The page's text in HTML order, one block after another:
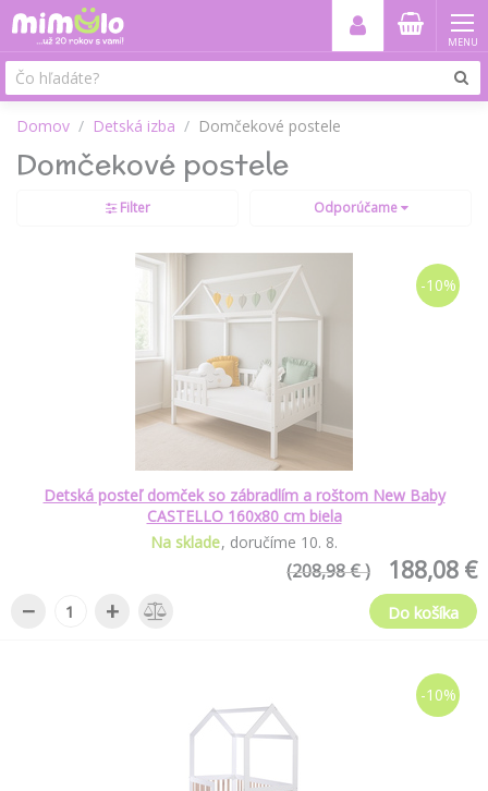
MENU
Domov Detská izba Domčekové postele
Domčekové postele
Filter Odporúčame
-10%
Detská posteľ domček so zábradlím a roštom New Baby
CASTELLO 160x80 cm biela
Na sklade doručíme 10. 8.
188,08 €
(208,98 € )
− + Do košíka
-10%